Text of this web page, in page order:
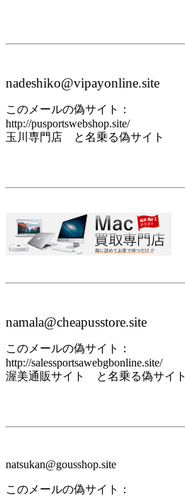
nadeshiko@vipayonline.site
このメールの偽サイト：
http://pusportswebshop.site/
玉川専門店 と名乗る偽サイト
namala@cheapusstore.site
このメールの偽サイト：
http://salessportsawebgbonline.site/
渥美通販サイト と名乗る偽サイト
natsukan@gousshop.site
このメールの偽サイト：